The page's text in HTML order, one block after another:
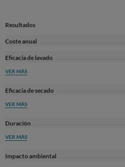
Resultados
Coste anual
Eficacia de lavado
VER MÁS
Eficacia de secado
VER MÁS
Duración
VER MÁS
Impacto ambiental